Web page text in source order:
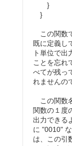
}
}
この関数
既に定義し
ト単位で出
ことを忘れ
べてが残っ
れませんの
この関数
関数の１度
出力できる
に "0010"
は、この引